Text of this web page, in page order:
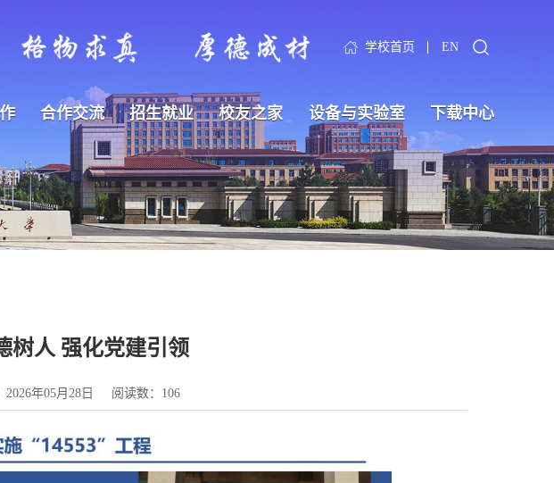
学校首页 EN
合作交流 招生就业 校友之家 设备与实验室 下载中心
树人 强化党建引领
年05月28日 阅读数： 106